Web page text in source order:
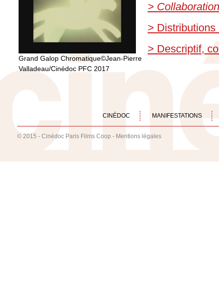
Grand Galop Chromatique©Jean-Pierre
Valladeau/Cinédoc PFC 2017
>
> Distributions
> Descriptif,
CINÉDOC MANIFESTATIONS
© 2015 - Cinédoc Paris Films Coop - Mentions légales